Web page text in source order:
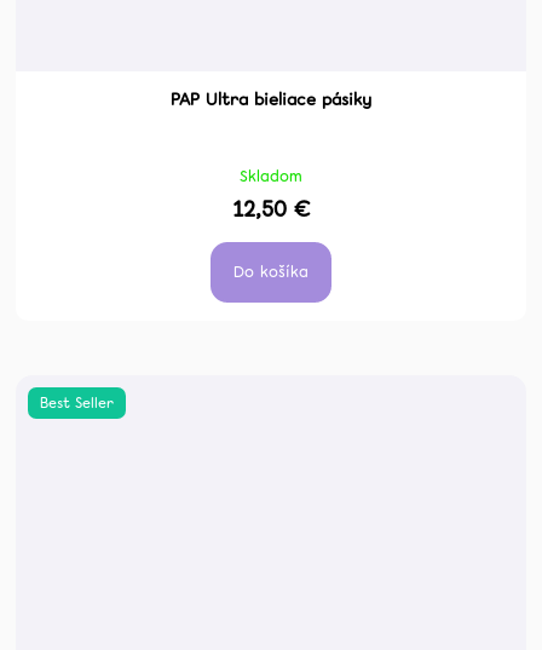
PAP Ultra bieliace pásiky
Skladom
12,50 €
Do košíka
Best Seller